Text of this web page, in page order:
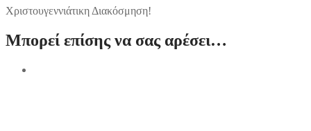
Χριστουγεννιάτικη Διακόσμηση!
Μπορεί επίσης να σας αρέσει…